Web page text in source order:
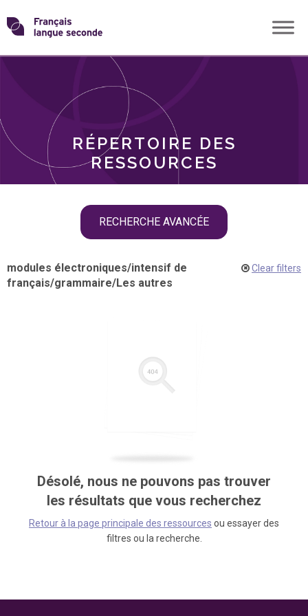
Skip
toTransformons
langue
RÉPERTOIRE DES
RESSOURCES
RECHERCHE AVANCÉE
THÈMES
modules électroniques/intensif de
français/grammaire/Les autres
Clear filters
Désolé, nous ne pouvons pas trouver
les résultats que vous recherchez
Retour à la page principale des ressources ou essayer des
filtres ou la recherche.